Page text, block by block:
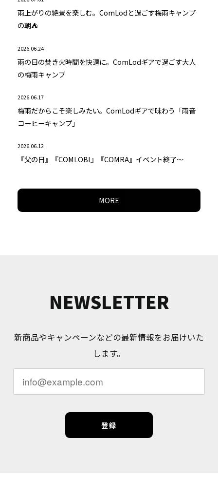
雨上がりの絶景を楽しむ。ComLodと過ごす梅雨キャンプ
の朝⛺
2026.06.24
雨の日の焚き火時間を快適に。ComLodギアで過ごす大人
の梅雨キャンプ
2026.06.17
梅雨だからこそ楽しみたい。ComLodギアで味わう「雨音
コーヒーキャンプ」
2026.06.12
『父の日』『COMLOBI』『COMRA』イベント終了～
MORE
NEWSLETTER
新商品やキャンペーンなどの最新情報をお届けいた
します。
登録